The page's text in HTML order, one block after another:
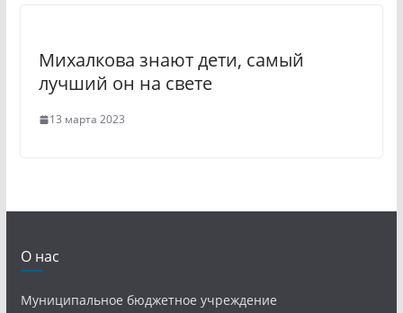
Михалкова знают дети, самый
лучший он на свете
13 марта 2023
О нас
Муниципальное бюджетное учреждение